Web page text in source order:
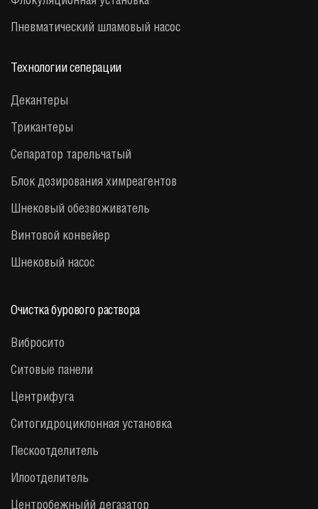
Пневматический шламовый насос
Технологии сеперации
Декантеры
Трикантеры
Сепаратор тарельчатый
Блок дозирования химреагентов
Шнековый обезвоживатель
Винтовой конвейер
Шнековый насос
Очистка бурового раствора
Вибросито
Ситовые панели
Центрифуга
Cитогидроциклонная установка
Пескоотделитель
Илоотделитель
Центробежныйй дегазатор